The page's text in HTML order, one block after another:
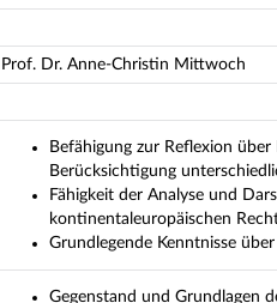
Prof. Dr. Anne-Christin Mittwoch
Befähigung zur Reflexion
Berücksichtigung
Fähigkeit der Analyse und
kontinentaleuropäischen
Grundlegende Kenntnisse
Gegenstand und Grundlagen